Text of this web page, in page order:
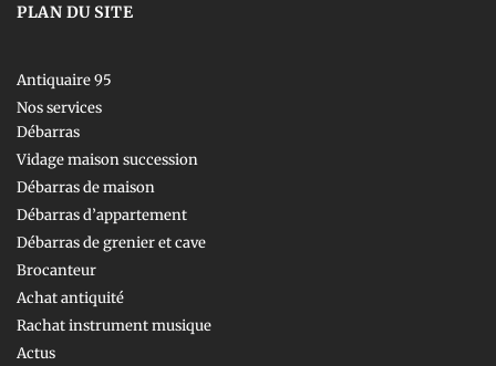
PLAN DU SITE
Antiquaire 95
Nos services
Débarras
Vidage maison succession
Débarras de maison
Débarras d’appartement
Débarras de grenier et cave
Brocanteur
Achat antiquité
Rachat instrument musique
Actus